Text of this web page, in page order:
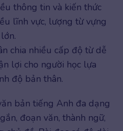
thông tin và kiến thức
lĩnh vực, lượng từ vựng
chia nhiều cấp độ từ dễ
lợi cho người học lựa
độ bản thân.
bản tiếng Anh đa dạng
đoạn văn, thành ngữ,